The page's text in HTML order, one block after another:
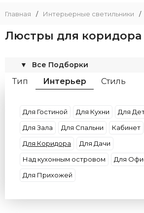
Главная / Интерьерные светильники /
Люстры для коридора
Все Подборки
▼
Тип Интерьер
Стиль
Форма
Декор Цвет
Цвет арматуры
Потолки
Бренды
Кол-во плафонов
Страна
Для Гостиной Для Кухни
Для
Для Зала
Для Спальни Кабинет
Для Коридора
Для Дачи
Над кухонным островом
Для
Для Прихожей